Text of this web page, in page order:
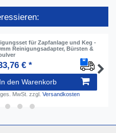
für Zapfanlage und Keg -
Reinigungsadapter, Bürsten &
€ *
In den Warenkorb
MwSt. zzgl. Versandkosten